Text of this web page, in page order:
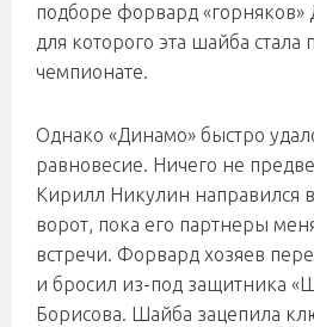
подборе форвард «горняков»
для которого эта шайба
чемпионате.
Однако «Динамо» быстро
равновесие. Ничего не
Кирилл Никулин направился
ворот, пока его партнеры
встречи. Форвард хозяев
и бросил из-под защитника
Борисова. Шайба зацепила